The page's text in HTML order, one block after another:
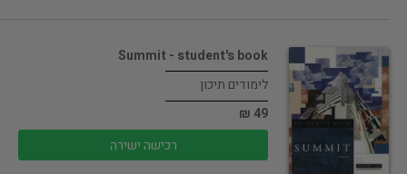
Summit - student's book
לימודים תיכון
49 ₪
רכישה ישירה